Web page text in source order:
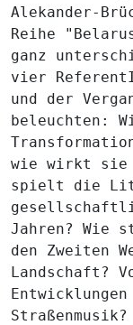
Alekander-
Reihe
ganz
vier
und der
beleuchten:
wie wirkt sie
spielt die
Jahren? Wie
den Zweiten
Landschaft?
Straßenmusik?